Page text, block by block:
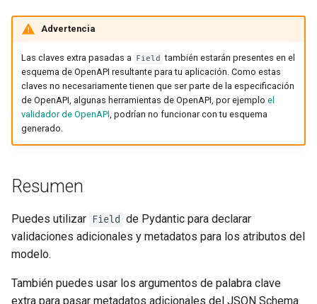
Advertencia
Las claves extra pasadas a Field también estarán presentes en el
esquema de OpenAPI resultante para tu aplicación. Como estas
claves no necesariamente tienen que ser parte de la especificación
de OpenAPI, algunas herramientas de OpenAPI, por ejemplo el
validador de OpenAPI, podrían no funcionar con tu esquema
generado.
Resumen
Puedes utilizar Field de Pydantic para declarar
validaciones adicionales y metadatos para los atributos del
modelo.
También puedes usar los argumentos de palabra clave
extra para pasar metadatos adicionales del JSON Schema.